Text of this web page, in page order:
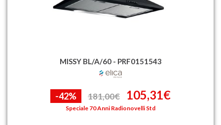
MISSY BL/A/60 - PRF0151543
-42% 181,00€ 105,31€
Speciale 70 Anni Radionovelli Std